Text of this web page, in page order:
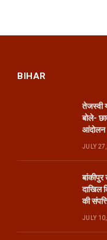
BIHAR
तेजस्वी
बोले-
आंदोलन
JULY
दाखिल
की
JULY